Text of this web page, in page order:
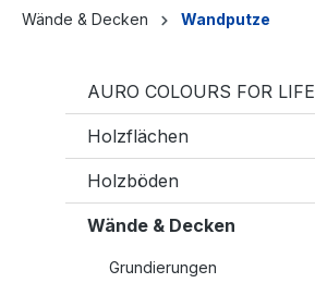
Wände & Decken Wandputze
AURO COLOURS FOR LIFE
Holzflächen
Holzböden
Wände & Decken
Grundierungen